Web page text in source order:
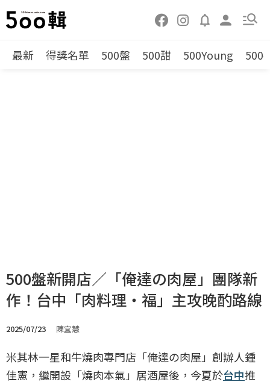
最新 得獎名單 500盤 500甜 500Young 500
500盤新開店／「俺達の肉屋」團隊新
作！台中「肉料理‧福」主攻晚酌路線
2025/07/23 陳宜慧
米其林一星和牛燒肉專門店「俺達の肉屋」創辦人鍾
佳憲，繼開設「燒肉本氣」居酒屋後，今夏於台中推